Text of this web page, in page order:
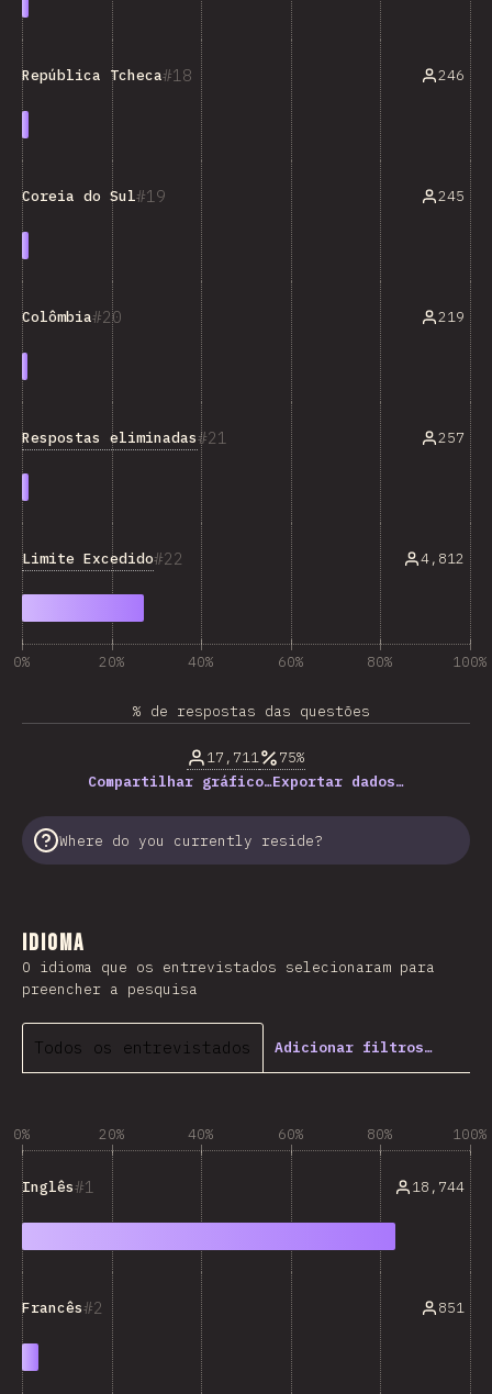
18
República Tcheca 246
19
Coreia do Sul 245
20
Colômbia 219
21
Respostas eliminadas 257
22
Limite Excedido 4,812
0% 20% 40% 60% 80% 100%
% de respostas das questões
17,711
75%
Compartilhar gráfico…Exportar dados…
Where do you currently reside?
Idioma
O idioma que os entrevistados selecionaram para
preencher a pesquisa
Todos os entrevistados Adicionar filtros…
0% 20% 40% 60% 80% 100%
1
Inglês 18,744
2
Francês 851